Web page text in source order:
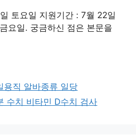
토요일 지원기간 : 7월 22일
요일. 궁금하신 점은 본문을
용직 알바종류 일당
수치 비타민 D수치 검사